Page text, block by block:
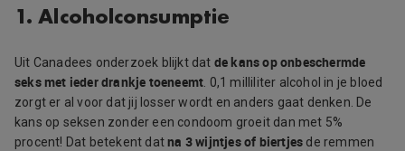
1. Alcoholconsumptie
Uit Canadees onderzoek blijkt dat de kans op onbeschermde
seks met ieder drankje toeneemt . 0,1 milliliter alcohol in je bloed
zorgt er al voor dat jij losser wordt en anders gaat denken. De
kans op seksen zonder een condoom groeit dan met 5%
procent! Dat betekent datna 3 wijntjes of biertjes de remmen